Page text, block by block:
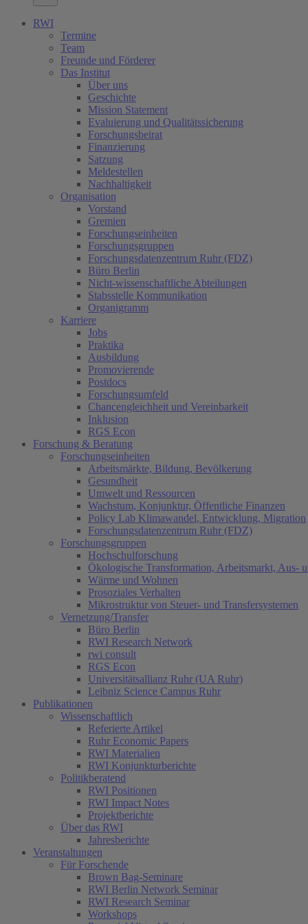
RWI
Termine
Team
Freunde und Förderer
Das Institut
Über uns
Geschichte
Mission Statement
Evaluierung und Qualitätssicherung
Forschungsbeirat
Finanzierung
Satzung
Meldestellen
Nachhaltigkeit
Organisation
Vorstand
Gremien
Forschungseinheiten
Forschungsgruppen
Forschungsdatenzentrum Ruhr (FDZ)
Büro Berlin
Nicht-wissenschaftliche Abteilungen
Stabsstelle Kommunikation
Organigramm
Karriere
Jobs
Praktika
Ausbildung
Promovierende
Postdocs
Forschungsumfeld
Chancengleichheit und Vereinbarkeit
Inklusion
RGS Econ
Forschung & Beratung
Forschungseinheiten
Arbeitsmärkte, Bildung, Bevölkerung
Gesundheit
Umwelt und Ressourcen
Wachstum, Konjunktur, Öffentliche Finanzen
Policy Lab Klimawandel, Entwicklung, Migration
Forschungsdatenzentrum Ruhr (FDZ)
Forschungsgruppen
Hochschulforschung
Ökologische Transformation, Arbeitsmarkt, Aus-
Wärme und Wohnen
Prosoziales Verhalten
Mikrostruktur von Steuer- und Transfersystemen
Vernetzung/Transfer
Büro Berlin
RWI Research Network
rwi consult
RGS Econ
Universitätsallianz Ruhr (UA Ruhr)
Leibniz Science Campus Ruhr
Publikationen
Wissenschaftlich
Referierte Artikel
Ruhr Economic Papers
RWI Materialien
RWI Konjunkturberichte
Politikberatend
RWI Positionen
RWI Impact Notes
Projektberichte
Über das RWI
Jahresberichte
Veranstaltungen
Für Forschende
Brown Bag-Seminare
RWI Berlin Network Seminar
RWI Research Seminar
Workshops